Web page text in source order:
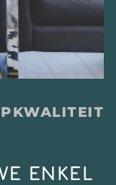
ENKEL